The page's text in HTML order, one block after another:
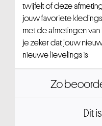
twijfelt of deze
jouw favoriete
met de afmetingen
je zeker dat jouw
nieuwe lievelings is
Zo
Dit